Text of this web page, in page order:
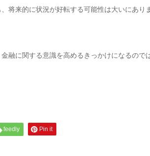
将来的に状況が好転する可能性は大いにあり
融に関する意識を高めるきっかけになるので
feedly Pin it